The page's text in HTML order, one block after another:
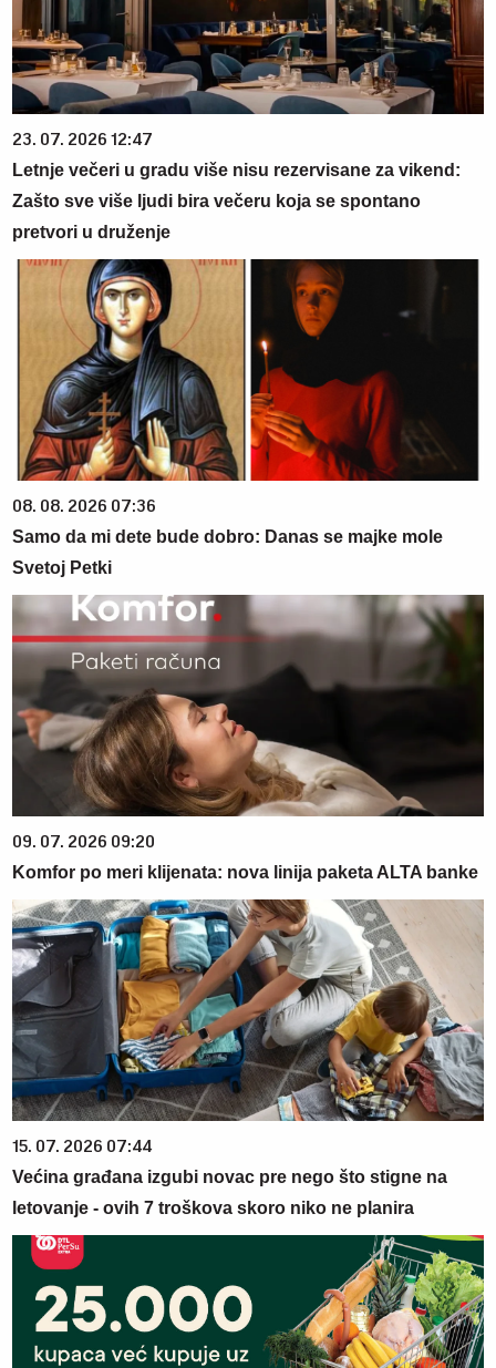
23. 07. 2026 12:47
Letnje večeri u gradu više nisu rezervisane za vikend:
Zašto sve više ljudi bira večeru koja se spontano
pretvori u druženje
08. 08. 2026 07:36
Samo da mi dete bude dobro: Danas se majke mole
Svetoj Petki
09. 07. 2026 09:20
Komfor po meri klijenata: nova linija paketa ALTA banke
15. 07. 2026 07:44
Većina građana izgubi novac pre nego što stigne na
letovanje - ovih 7 troškova skoro niko ne planira